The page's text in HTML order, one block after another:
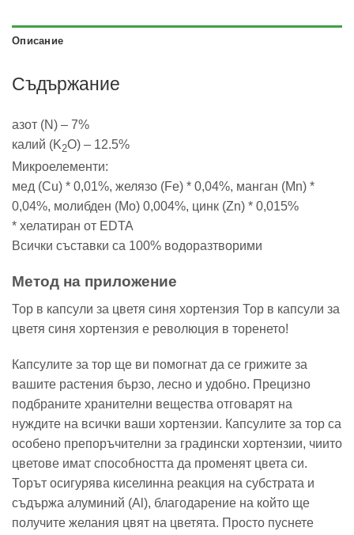
Описание
Съдържание
азот (N) – 7%
калий (K2O) – 12.5%
Микроелементи:
мед (Cu) * 0,01%, желязо (Fe) * 0,04%, манган (Mn) *
0,04%, молибден (Mo) 0,004%, цинк (Zn) * 0,015%
* хелатиран от EDTA
Всички съставки са 100% водоразтворими
Метод на приложение
Тор в капсули за цветя синя хортензия Тор в капсули за
цветя синя хортензия е революция в торенето!
Капсулите за тор ще ви помогнат да се грижите за
вашите растения бързо, лесно и удобно. Прецизно
подбраните хранителни вещества отговарят на
нуждите на всички ваши хортензии. Капсулите за тор са
особено препоръчителни за градински хортензии, чиито
цветове имат способността да променят цвета си.
Торът осигурява киселинна реакция на субстрата и
съдържа алуминий (Al), благодарение на който ще
получите желания цвят на цветята. Просто пуснете